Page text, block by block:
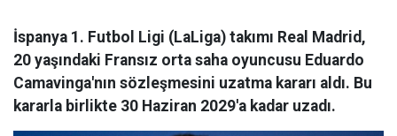
İspanya 1. Futbol Ligi (LaLiga) takımı Real Madrid,
20 yaşındaki Fransız orta saha oyuncusu Eduardo
Camavinga'nın sözleşmesini uzatma kararı aldı. Bu
kararla birlikte 30 Haziran 2029'a kadar uzadı.